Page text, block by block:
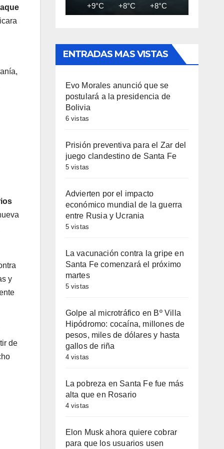
y
de
+9°C +8°C +8°C
ENTRADAS MAS VISTAS
Evo Morales anunció que se
postulará a la presidencia de
Bolivia
6 vistas
Prisión preventiva para el Zar del
juego clandestino de Santa Fe
5 vistas
Advierten por el impacto
económico mundial de la guerra
entre Rusia y Ucrania
5 vistas
La vacunación contra la gripe en
Santa Fe comenzará el próximo
martes
5 vistas
Golpe al microtráfico en Bº Villa
Hipódromo: cocaína, millones de
pesos, miles de dólares y hasta
gallos de riña
4 vistas
La pobreza en Santa Fe fue más
alta que en Rosario
4 vistas
Elon Musk ahora quiere cobrar
para que los usuarios usen